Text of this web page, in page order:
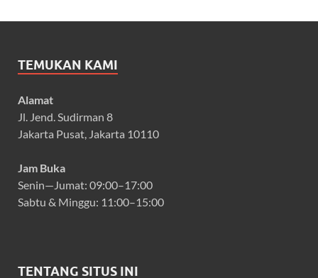
TEMUKAN KAMI
Alamat
Jl. Jend. Sudirman 8
Jakarta Pusat, Jakarta 10110
Jam Buka
Senin—Jumat: 09:00–17:00
Sabtu & Minggu: 11:00–15:00
TENTANG SITUS INI